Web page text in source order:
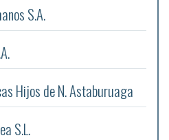
S.A.
Hijos de N. Astaburuaga
S.L.